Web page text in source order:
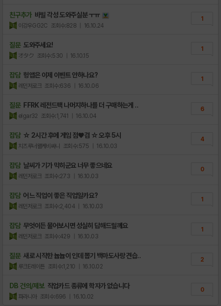
친구추가 바빌 각성 도와주실분 ㅜㅠ
이강우GG2C 조회수:828 | 16.10.24
1
질문 도와주세요!
オタク 조회수:530 | 16.10.15
1
잡담 헝앱은 이제 이벤트 안하나요?
레인저로크 조회수:636 | 16.10.06
1
질문 FFRK 레전드팩 나머지하나를 더 구매하는게 ..
elgar32 조회수:1,741 | 16.10.04
6
잡담 ☆ 2시간 후에 게임 점♥검 ☆ 오후 5시
치즈루너왤케비싸니 조회수:575 | 16.10.03
4
잡담 날씨가 기가 막히군요 너무 좋으네요
레인저로크 조회수:273 | 16.10.03
0
잡담 어느 직업이 좋은 직업일카요?
레인저로크 조회수:2,404 | 16.10.03
1
잡담 무엇이든 물어보시면 성실히 답해드릴께요
레인저로크 조회수:429 | 16.10.03
1
질문 새로 시작한 늅늅이 인데 뽑기 백마도사랑 견습..
루크E레이튼 조회수:1,210 | 16.10.02
2
DB 건의/제보 직업카드 종류에 학자가 없습니다
파라니아 조회수:696 | 16.10.02
0